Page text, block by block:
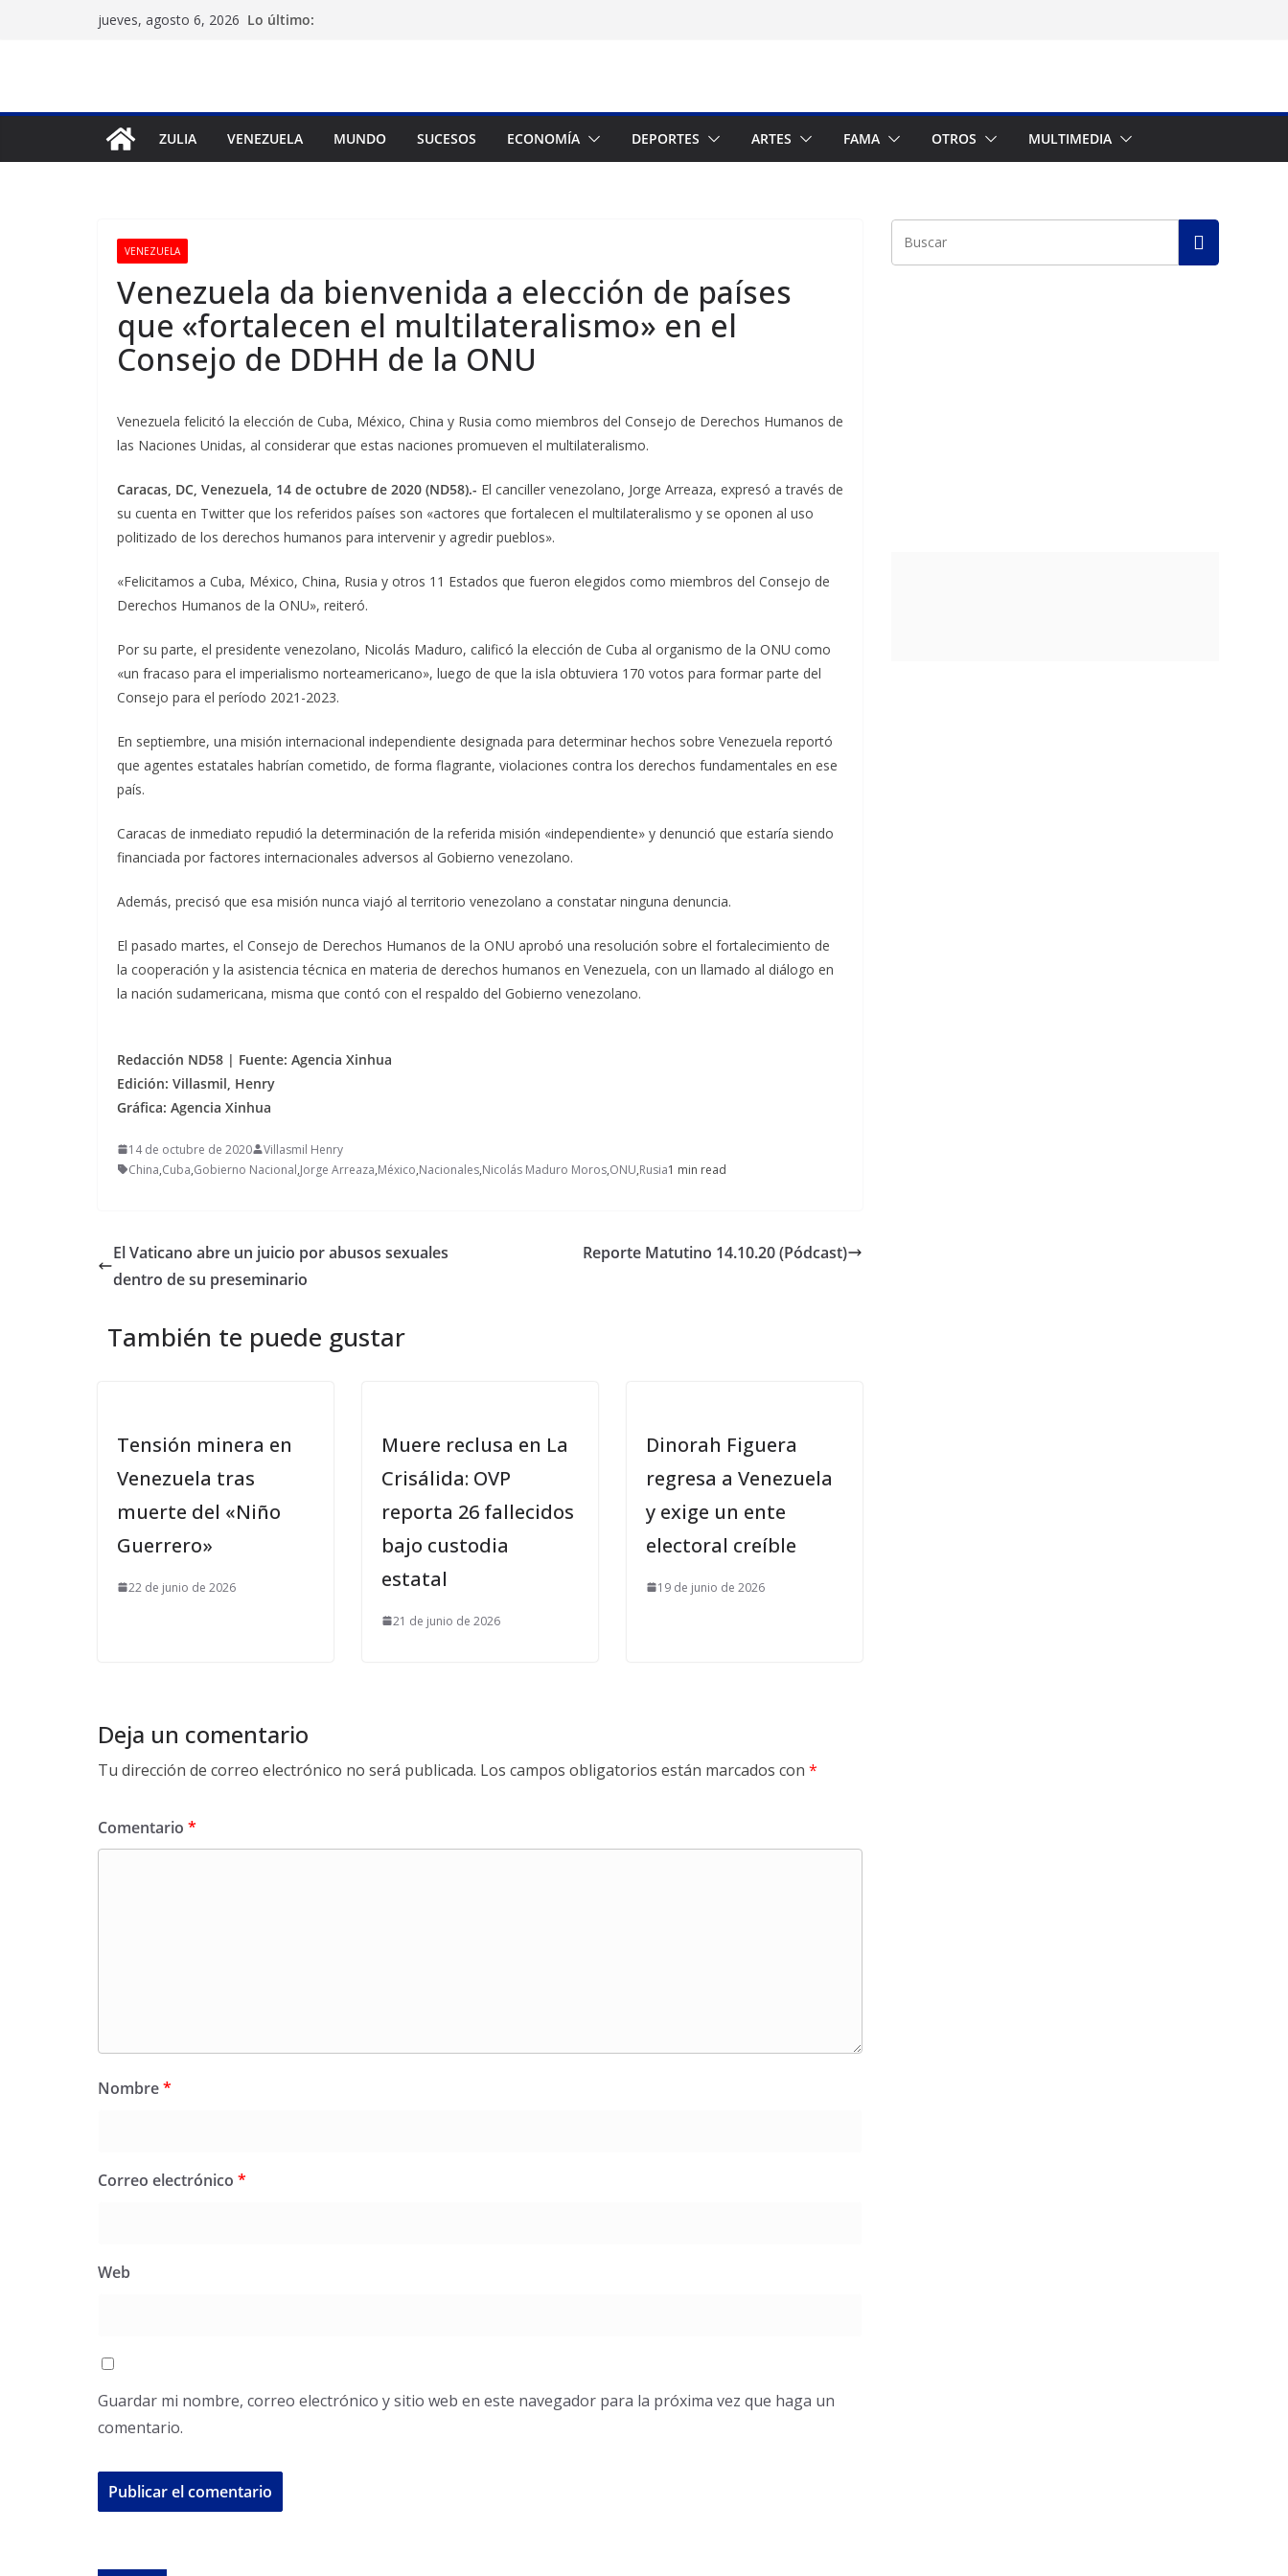
jueves, agosto 6, 2026 Lo último:
ZULIA VENEZUELA MUNDO SUCESOS ECONOMÍA DEPORTES ARTES FAMA OTROS MULTIMEDIA
VENEZUELA
Venezuela da bienvenida a elección de países
que «fortalecen el multilateralismo» en el
Consejo de DDHH de la ONU
Venezuela felicitó la elección de Cuba, México, China y Rusia como miembros del Consejo de Derechos Humanos de
las Naciones Unidas, al considerar que estas naciones promueven el multilateralismo.
Caracas, DC, Venezuela, 14 de octubre de 2020 (ND58).- El canciller venezolano, Jorge Arreaza, expresó a través de
su cuenta en Twitter que los referidos países son «actores que fortalecen el multilateralismo y se oponen al uso
politizado de los derechos humanos para intervenir y agredir pueblos».
«Felicitamos a Cuba, México, China, Rusia y otros 11 Estados que fueron elegidos como miembros del Consejo de
Derechos Humanos de la ONU», reiteró.
Por su parte, el presidente venezolano, Nicolás Maduro, calificó la elección de Cuba al organismo de la ONU como
«un fracaso para el imperialismo norteamericano», luego de que la isla obtuviera 170 votos para formar parte del
Consejo para el período 2021-2023.
En septiembre, una misión internacional independiente designada para determinar hechos sobre Venezuela reportó
que agentes estatales habrían cometido, de forma flagrante, violaciones contra los derechos fundamentales en ese
país.
Caracas de inmediato repudió la determinación de la referida misión «independiente» y denunció que estaría siendo
financiada por factores internacionales adversos al Gobierno venezolano.
Además, precisó que esa misión nunca viajó al territorio venezolano a constatar ninguna denuncia.
El pasado martes, el Consejo de Derechos Humanos de la ONU aprobó una resolución sobre el fortalecimiento de
la cooperación y la asistencia técnica en materia de derechos humanos en Venezuela, con un llamado al diálogo en
la nación sudamericana, misma que contó con el respaldo del Gobierno venezolano.
Redacción ND58 | Fuente: Agencia Xinhua
Edición: Villasmil, Henry
Gráfica: Agencia Xinhua
14 de octubre de 2020
Villasmil Henry
China,Cuba,Gobierno Nacional,Jorge Arreaza,México,Nacionales,Nicolás Maduro Moros,ONU,Rusia1 min read
El Vaticano abre un juicio por abusos sexuales
dentro de su preseminario
Reporte Matutino 14.10.20 (Pódcast)
También te puede gustar
Tensión minera en
Venezuela tras
muerte del «Niño
Guerrero»
22 de junio de 2026
Muere reclusa en La
Crisálida: OVP
reporta 26 fallecidos
bajo custodia
estatal
21 de junio de 2026
Dinorah Figuera
regresa a Venezuela
y exige un ente
electoral creíble
19 de junio de 2026
Deja un comentario
Tu dirección de correo electrónico no será publicada. Los campos obligatorios están marcados con *
Comentario *
Nombre*
Correo electrónico *
Web
Guardar mi nombre, correo electrónico y sitio web en este navegador para la próxima vez que haga un
comentario.